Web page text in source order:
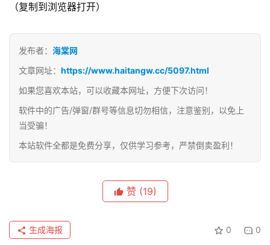
（复制到浏览器打开）
发布者： 海棠网
文章网址： https://www.haitangw.cc/5097.html
如果您喜欢本站，可以收藏本网址，方便下次访问！
软件中的广告/弹窗/群号等信息切勿相信，注意鉴别，以免上
当受骗！
本站软件全都是免费分享，仅供学习参考，严禁倒卖盈利！
赞 (19)
0 0
生成海报